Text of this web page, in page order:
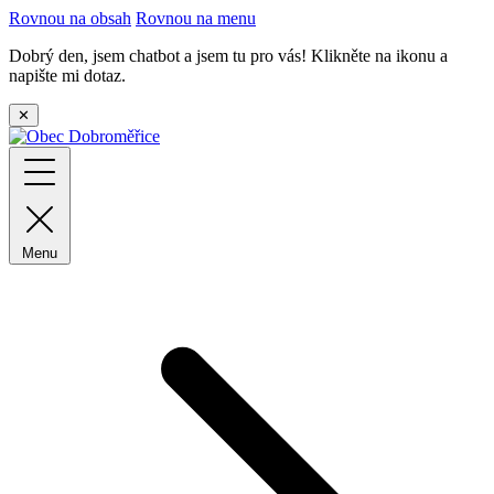
Rovnou na obsah Rovnou na menu
Dobrý den, jsem chatbot a jsem tu pro vás! Klikněte na ikonu a
napište mi dotaz.
✕
Menu